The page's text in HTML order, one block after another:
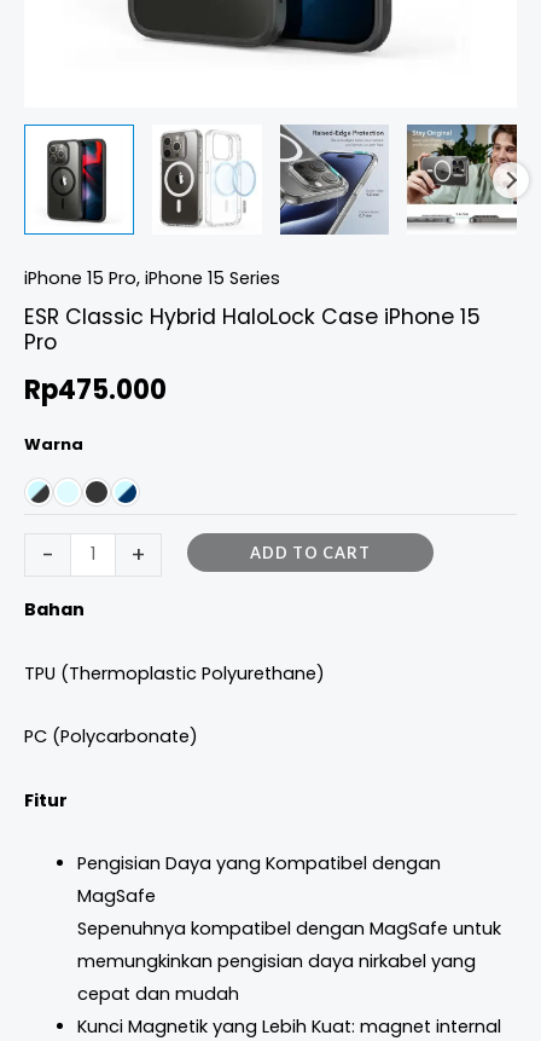
iPhone 15 Pro, iPhone 15 Series
ESR Classic Hybrid HaloLock Case iPhone 15
Pro
Rp475.000
Warna
- + ADD TO CART
Bahan
TPU (Thermoplastic Polyurethane)
PC (Polycarbonate)
Fitur
Pengisian Daya yang Kompatibel dengan
MagSafe
Sepenuhnya kompatibel dengan MagSafe untuk
memungkinkan pengisian daya nirkabel yang
cepat dan mudah
Kunci Magnetik yang Lebih Kuat: magnet internal